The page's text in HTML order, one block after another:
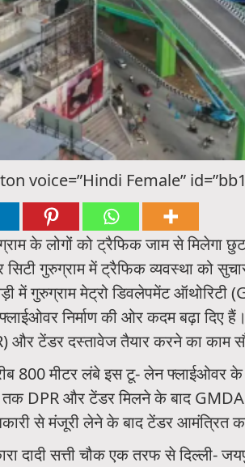
voice=”Hindi Female”
के लोगों को ट्रैफिक जाम से मिलेगा
गुरुग्राम में ट्रैफिक व्यवस्था को
में गुरुग्राम मेट्रो डिवलेपमेंट
फ्लाईओवर निर्माण की ओर कदम बढ़ा
और टेंडर दस्तावेज तैयार करने का काम
800 मीटर लंबे इस टू- लेन फ्लाईओवर के
तक DPR और टेंडर मिलने के बाद
से मंजूरी लेने के बाद टेंडर आमंत्रित
दादी सत्ती चौक एक तरफ से दिल्ली-